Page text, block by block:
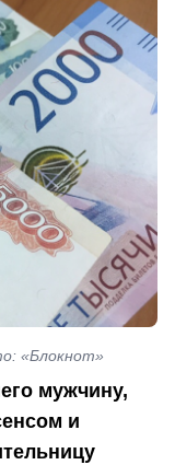
«Блокнот»
мужчину,
и